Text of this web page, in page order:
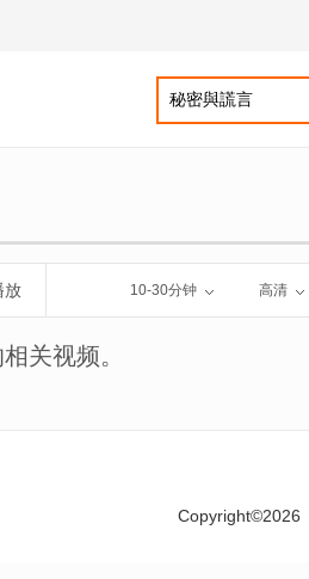
放 10-30分钟 高清
关视频。
Copyright©2026